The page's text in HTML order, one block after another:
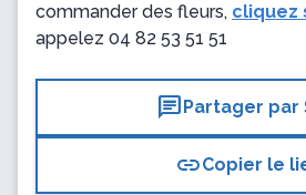
commander des fleurs, cliquez
appelez 04 82 53 51 51
chatPartager par
linkCopier le